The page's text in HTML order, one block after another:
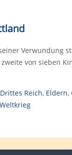
Verwundung
von sieben
Drittes Reich, Eldern,